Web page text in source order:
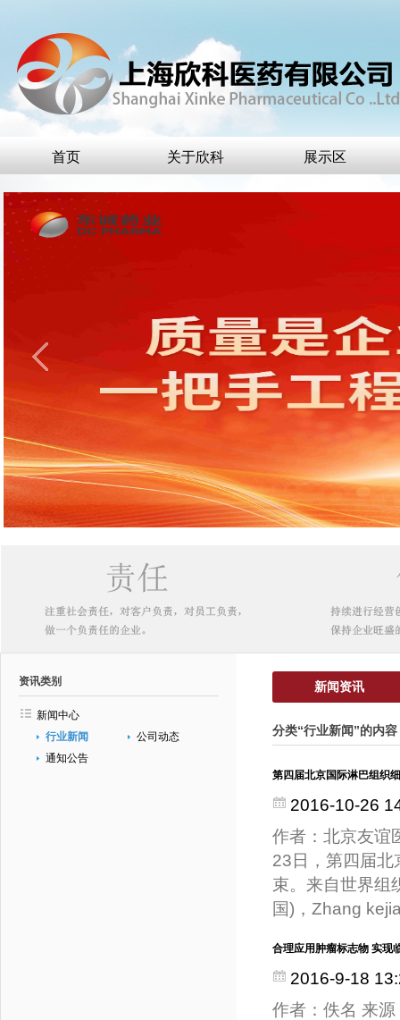
首页 关于欣科 展示区
资讯类别
新闻中心
行业新闻
公司动态
通知公告
新闻资讯
分类“行业新闻”的内容
第四届北京国际淋巴组织
2016-10-26
作者：北京友谊
23日，第四届北
束。来自世界组
国)，Zhang
合理应用肿瘤标志物 实现
2016-9-18
作者：佚名 来